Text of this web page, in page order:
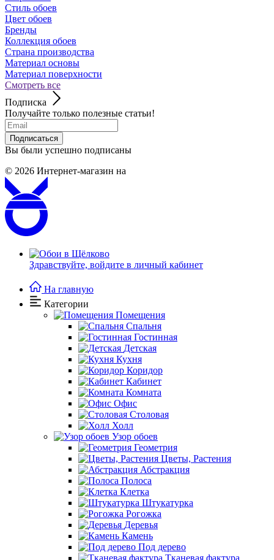
Стиль обоев
Цвет обоев
Бренды
Коллекция обоев
Страна производства
Материал основы
Материал поверхности
Смотреть все
Подписка
Получайте только полезные статьи!
Подписаться
Вы были успешно подписаны
© 2026 Интернет-магазин на
Здравствуйте, войдите в личный кабинет
На главную
Категории
Помещения
Спальня
Гостинная
Детская
Кухня
Коридор
Кабинет
Комната
Офис
Столовая
Холл
Узор обоев
Геометрия
Цветы, Растения
Абстракция
Полоса
Клетка
Штукатурка
Рогожка
Деревья
Камень
Под дерево
Тканевая фактура